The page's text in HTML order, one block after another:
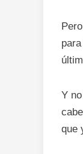
Y
que